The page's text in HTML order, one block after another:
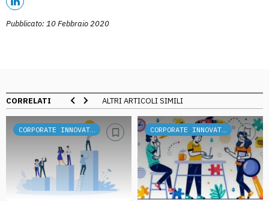
Pubblicato: 10 Febbraio 2020
CORRELATI ALTRI ARTICOLI SIMILI